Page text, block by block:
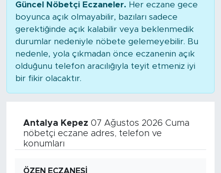
Güncel Nöbetçi Eczaneler. Her eczane gece
boyunca açık olmayabilir, bazıları sadece
gerektiğinde açık kalabilir veya beklenmedik
durumlar nedeniyle nöbete gelemeyebilir. Bu
nedenle, yola çıkmadan önce eczanenin açık
olduğunu telefon aracılığıyla teyit etmeniz iyi
bir fikir olacaktır.
Antalya Kepez 07 Ağustos 2026 Cuma
nöbetçi eczane adres, telefon ve
konumları
ÖZEN ECZANESİ